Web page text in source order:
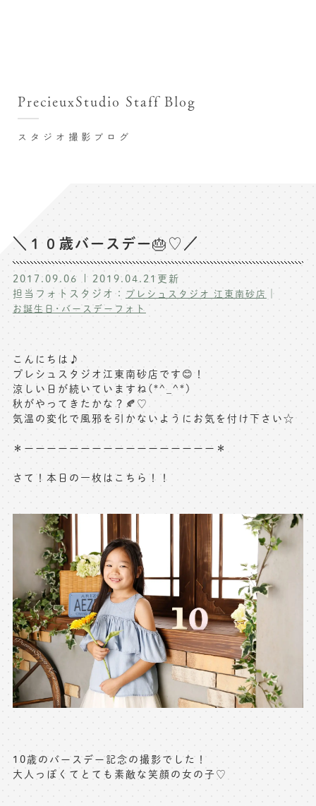
七五三お参り用着物レンタル
お宮参り写真撮影
ハーフバースデー撮影
卒業袴･卒業写真撮影
入園入学･卒園卒業記念撮影
ハーフ成人式･10歳の祝い記念撮影
家族写真･記念写真撮影
マタニティフォト撮影
初節句記念写真撮影
フレンド記念撮影
記念撮影コラム
よくある質問
お祝いギフトカード
出張撮影(鎌倉)
無料会員登録
お問い合わせ窓口
店舗情報についてはお手数ですが
各店舗までお問い合わせください
toiawase@precieux-studio.com
※上記アドレスは総合窓口となります
[営業時間] 9:00～17:00
[定休日] 土日祝日
無料会員登録はこちら
スタジオ撮影ブログ
PrecieuxStudio Staff Blog
＼１０歳バースデー🎂♡／
2017.09.06 2019.04.21 更新
担当フォトスタジオ： プレシュスタジオ 江東南砂店 ｜
お誕生日･バースデーフォト
こんにちは♪
プレシュスタジオ江東南砂店です😊！
涼しい日が続いていますね(*^_^*)
秋がやってきたかな？🍂♡
気温の変化で風邪を引かないようにお気を付け下さい☆
＊ーーーーーーーーーーーーーーーーー＊
さて！本日の一枚はこちら！！
10歳のバースデー記念の撮影でした！
大人っぽくてとても素敵な笑顔の女の子♡